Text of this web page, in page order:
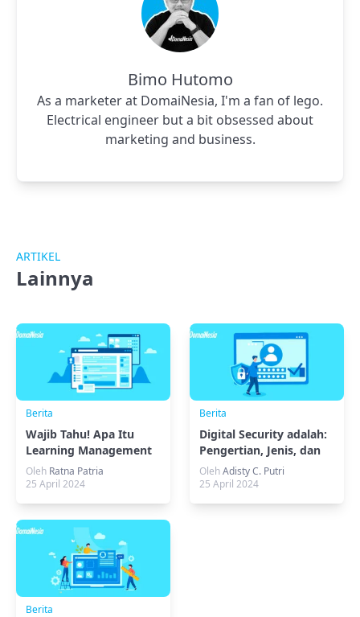
Bimo Hutomo
As a marketer at DomaiNesia, I'm a fan of lego.
Electrical engineer but a bit obsessed about
marketing and business.
ARTIKEL
Lainnya
Berita
Wajib Tahu! Apa Itu
Learning Management
System dan
Manfaatnya!
Oleh Ratna Patria
25 April 2024
Berita
Digital Security adalah:
Pengertian, Jenis, dan
Cara Kerja
OlehAdisty C. Putri
25 April 2024
Berita